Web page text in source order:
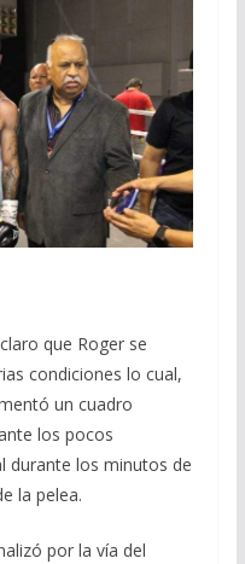
que Roger se
condiciones lo cual,
un cuadro
los pocos
durante los minutos de
la pelea.
por la vía del